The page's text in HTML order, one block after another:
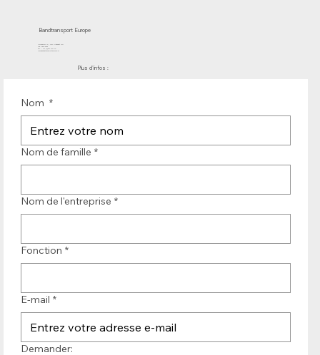
Bandtransport Europe
Molenwerf 12 | DB Uitgeest 1911
les Pays-Bas
Tél. : +31 (0)251 319 119
info@bandtransporteurope.nl
Plus d'infos :
Nom *
Nom de famille *
Nom de l'entreprise *
Fonction *
E-mail *
Demander: